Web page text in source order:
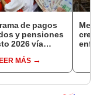
de pagos
y pensiones
2026 vía
fechas de
MÁS